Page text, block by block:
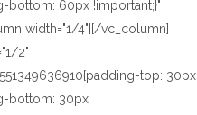
bottom: 60px !important;}"
width="1/4"][/vc_column]
2"
top: 30px
bottom: 30px